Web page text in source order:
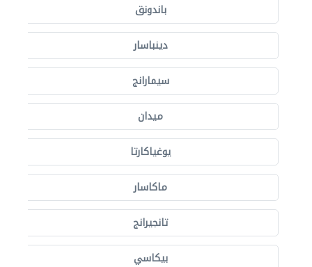
باندونق
دينباسار
سيمارانج
ميدان
يوغياكارتا
ماكاسار
تانجيرانج
بيكاسي